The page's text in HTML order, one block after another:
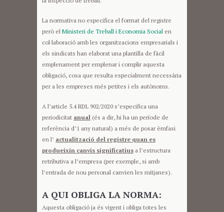
La normativa no especifica el format del registre
però el Ministeri de Treball i Economia Social en
col·laboració amb les organitzacions empresarials i
els sindicats han elaborat una plantilla de fàcil
emplenament per emplenar i complir aquesta
obligació, cosa que resulta especialment necessària
per a les empreses més petites i els autònoms.
A l’article 5.4 RDL 902/2020 s’especifica una
periodicitat anual (és a dir, hi ha un període de
referència d’1 any natural) a més de posar èmfasi
en l’ actualització del registre quan es
produeixin canvis significatius a l’estructura
retributiva a l’empresa (per exemple, si amb
l’entrada de nou personal canvien les mitjanes).
A QUI OBLIGA LA NORMA:
Aquesta obligació ja és vigent i obliga totes les